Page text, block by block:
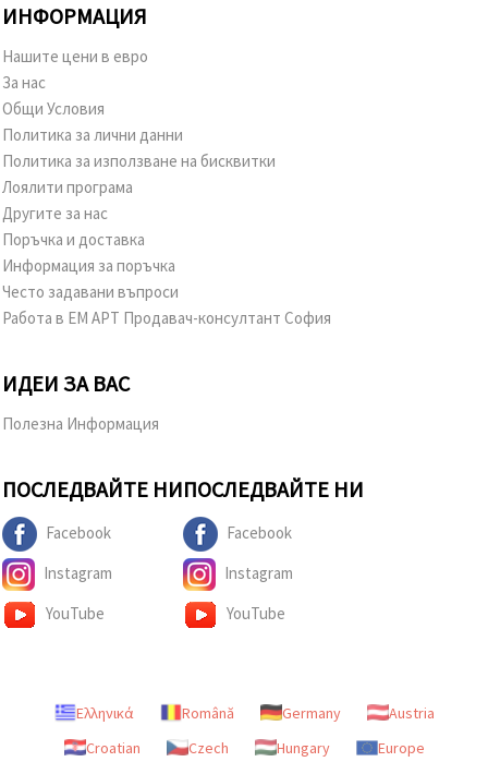
ИНФОРМАЦИЯ
Нашите цени в евро
За нас
Общи Условия
Политика за лични данни
Политика за използване на бисквитки
Лоялити програма
Другите за нас
Поръчка и доставка
Информация за поръчка
Често задавани въпроси
Работа в ЕМ АРТ Продавач-консултант София
ИДЕИ ЗА ВАС
Полезна Информация
ПОСЛЕДВАЙТЕ НИ
Facebook
Instagram
YouTube
ПОСЛЕДВАЙТЕ НИ
Facebook
Instagram
YouTube
Ελληνικά Română Germany
Austria
Croatian
Czech Hungary
Europe